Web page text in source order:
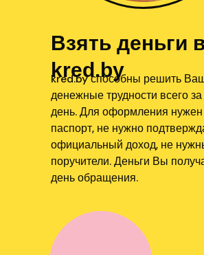
kred.by способны решить
денежные трудности всего
день. Для оформления нужен
паспорт, не нужно
официальный доход, не
поручители. Деньги Вы
день обращения.
Взять деньги
kred.by